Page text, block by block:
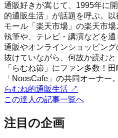
通販好きが嵩じて、1995年に
的通販生活」が話題を呼ぶ。
モール「楽天市場」の楽天市
執筆や、テレビ・講演などを
通販やオンラインショッピン
抜けていながら、何故か読む
「らむね節」にファン多数！
「NoosCafe」の共同オーナー。
らむね的通販生活 ↗
この達人の記事一覧へ
注目の企画